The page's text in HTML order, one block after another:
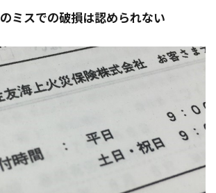
ミスでの破損は認められない